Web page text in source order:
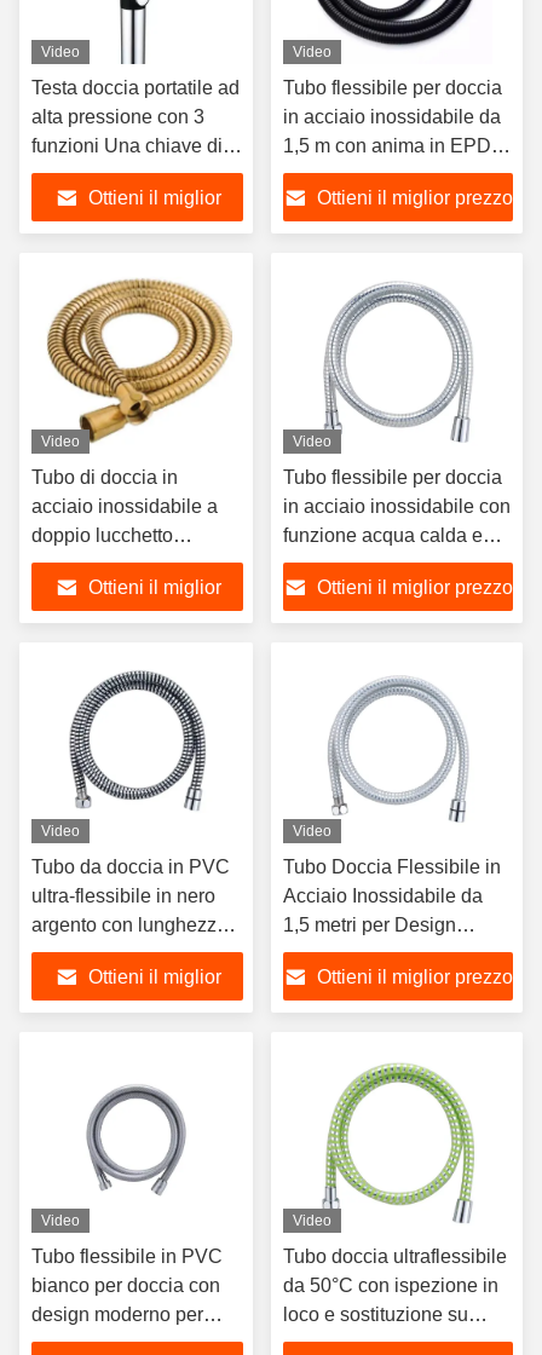
Video
Testa doccia portatile ad
alta pressione con 3
funzioni Una chiave di
arresto dell'acqua e
pistola a spruzzo
staccabile
Ottieni il miglior
Video
Tubo flessibile per doccia
in acciaio inossidabile da
1,5 m con anima in EPDM
per un design moderno del
bagnoOttieni il miglior prezzo
Video
Tubo di doccia in
acciaio inossidabile a
doppio lucchetto
spazzolato in oro per
bagni moderni di lusso
Ottieni il miglior
Video
Tubo flessibile per doccia
in acciaio inossidabile con
funzione acqua calda e
fredda e design moderno
per uso in bagno e bidet
Ottieni il miglior prezzo
Video
Tubo da doccia in PVC
ultra-flessibile in nero
argento con lunghezza
personalizzata e inserti
in ottoneOttieni il miglior
Video
Tubo Doccia Flessibile in
Acciaio Inossidabile da
1,5 metri per Design
Moderno del Bagno
Ottieni il miglior prezzo
Video
Tubo flessibile in PVC
bianco per doccia con
design moderno per
accessori da bagno per
Video
Tubo doccia ultraflessibile
da 50°C con ispezione in
loco e sostituzione su
misura della lunghezza